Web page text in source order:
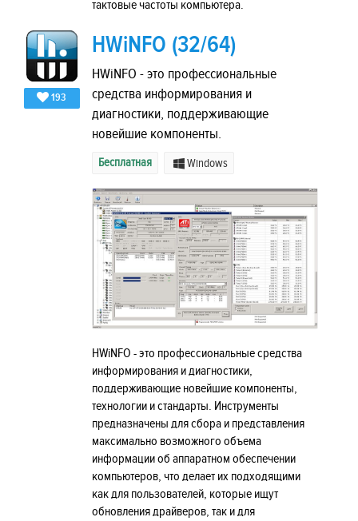
тактовые частоты компьютера.
193
HWiNFO (32/64)
HWiNFO - это профессиональные
средства информирования и
диагностики, поддерживающие
новейшие компоненты.
Бесплатная Windows
HWiNFO - это профессиональные средства
информирования и диагностики,
поддерживающие новейшие компоненты,
технологии и стандарты. Инструменты
предназначены для сбора и представления
максимально возможного объема
информации об аппаратном обеспечении
компьютеров, что делает их подходящими
как для пользователей, которые ищут
обновления драйверов, так и для